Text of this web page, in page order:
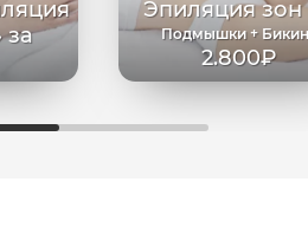
за
Эпиляция зон
Подмышки +
2.800₽